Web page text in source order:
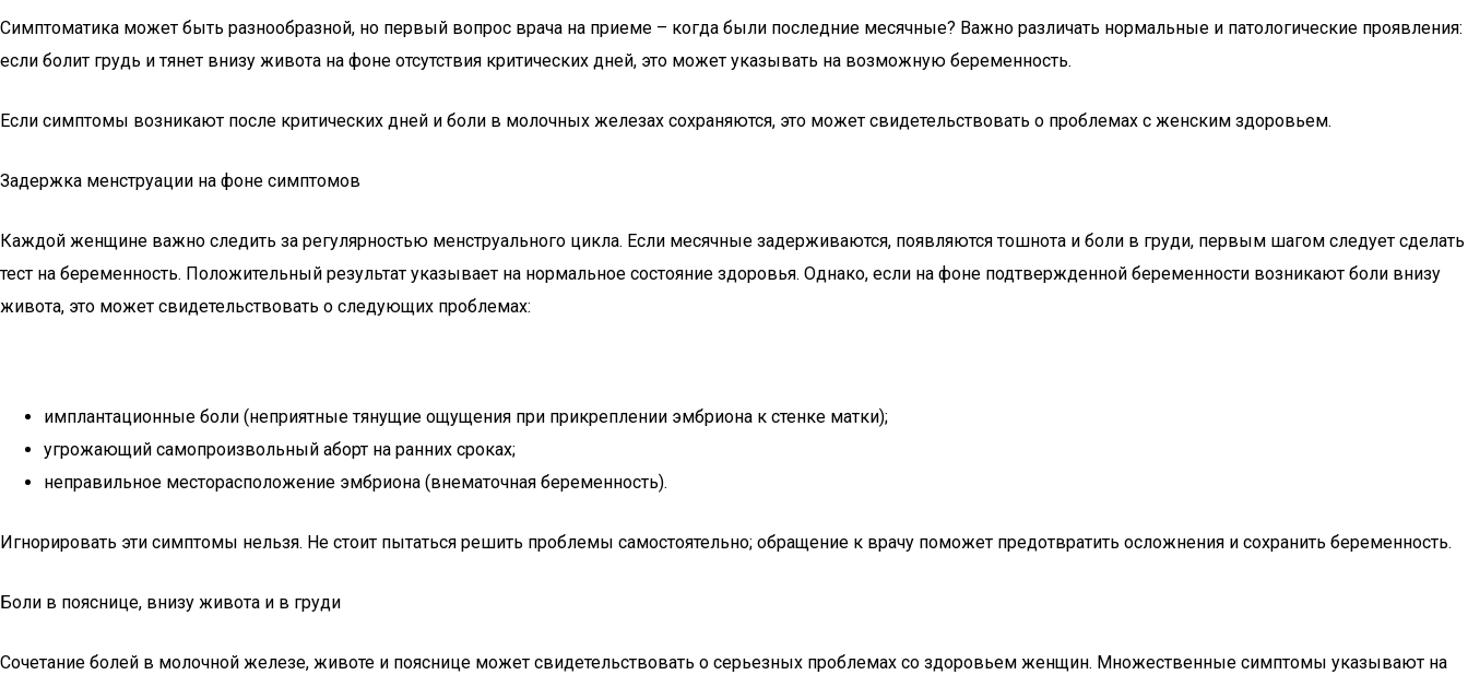
Симптоматика может быть разнообразной, но первый вопрос врача на приеме – когда были последние месячные? Важно различать нормальные и патологические проявления:
если болит грудь и тянет внизу живота на фоне отсутствия критических дней, это может указывать на возможную беременность.
Если симптомы возникают после критических дней и боли в молочных железах сохраняются, это может свидетельствовать о проблемах с женским здоровьем.
Задержка менструации на фоне симптомов
Каждой женщине важно следить за регулярностью менструального цикла. Если месячные задерживаются, появляются тошнота и боли в груди, первым шагом следует сделать
тест на беременность. Положительный результат указывает на нормальное состояние здоровья. Однако, если на фоне подтвержденной беременности возникают боли внизу
живота, это может свидетельствовать о следующих проблемах:
имплантационные боли (неприятные тянущие ощущения при прикреплении эмбриона к стенке матки);
угрожающий самопроизвольный аборт на ранних сроках;
неправильное месторасположение эмбриона (внематочная беременность).
Игнорировать эти симптомы нельзя. Не стоит пытаться решить проблемы самостоятельно; обращение к врачу поможет предотвратить осложнения и сохранить беременность.
Боли в пояснице, внизу живота и в груди
Сочетание болей в молочной железе, животе и пояснице может свидетельствовать о серьезных проблемах со здоровьем женщин. Множественные симптомы указывают на